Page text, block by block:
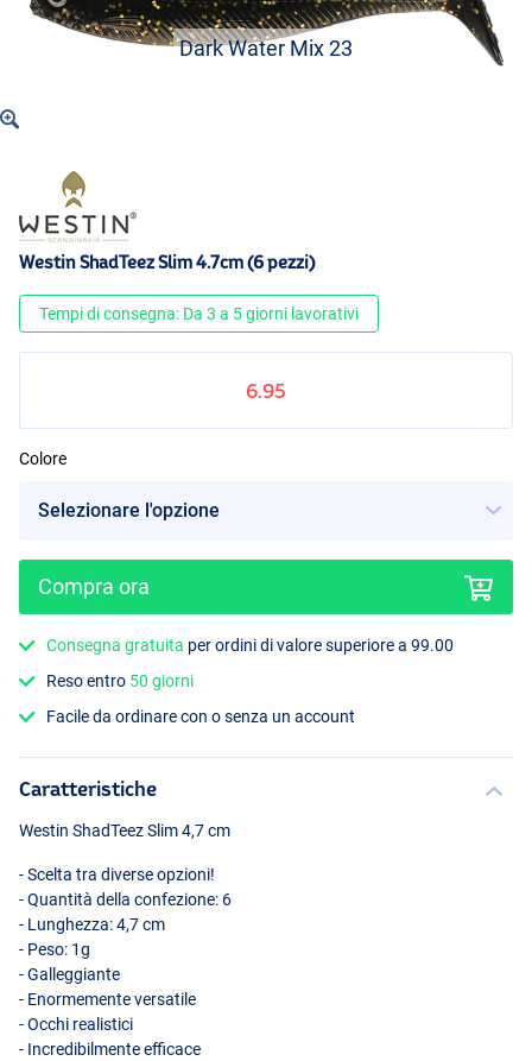
Dark Water Mix 23
Clear Water Mix 23
Westin ShadTeez Slim 4.7cm (6 pezzi)
Tempi di consegna: Da 3 a 5 giorni lavorativi
6.95
Colore
Compra ora
Consegna gratuita per ordini di valore superiore a 99.00
Reso entro 50 giorni
Facile da ordinare con o senza un account
Caratteristiche
Westin ShadTeez Slim 4,7 cm
- Scelta tra diverse opzioni!
- Quantità della confezione: 6
- Lunghezza: 4,7 cm
- Peso: 1g
- Galleggiante
- Enormemente versatile
- Occhi realistici
- Incredibilmente efficace